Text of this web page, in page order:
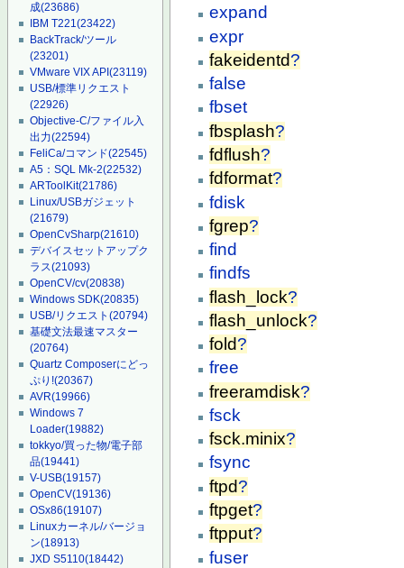
成(23686)
IBM T221(23422)
BackTrack/ツール
(23201)
VMware VIX API(23119)
USB/標準リクエスト
(22926)
Objective-C/ファイル入
出力(22594)
FeliCa/コマンド(22545)
A5：SQL Mk-2(22532)
ARToolKit(21786)
Linux/USBガジェット
(21679)
OpenCvSharp(21610)
デバイスセットアップク
ラス(21093)
OpenCV/cv(20838)
Windows SDK(20835)
USB/リクエスト(20794)
基礎文法最速マスター
(20764)
Quartz Composerにどっ
ぷり!(20367)
AVR(19966)
Windows 7
Loader(19882)
tokkyo/買った物/電子部
品(19441)
V-USB(19157)
OpenCV(19136)
OSx86(19107)
Linuxカーネル/バージョ
ン(18913)
JXD S5110(18442)
expand
expr
fakeidentd?
false
fbset
fbsplash?
fdflush?
fdformat?
fdisk
fgrep?
find
findfs
flash_lock?
flash_unlock?
fold?
free
freeramdisk?
fsck
fsck.minix?
fsync
ftpd?
ftpget?
ftpput?
fuser